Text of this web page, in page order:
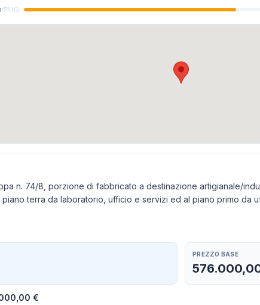
(5%)
n. 74/8, porzione di fabbricato a destinazione artigianale/
piano terra da laboratorio, ufficio e servizi ed al piano primo da
PREZZO BASE
€